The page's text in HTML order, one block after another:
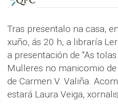
Tras presentalo na casa,
xuño, ás 20 h, a libraría
a presentación de "As
Mulleres no manicomio
de Carmen V. Valiña.
estará Laura Veiga,